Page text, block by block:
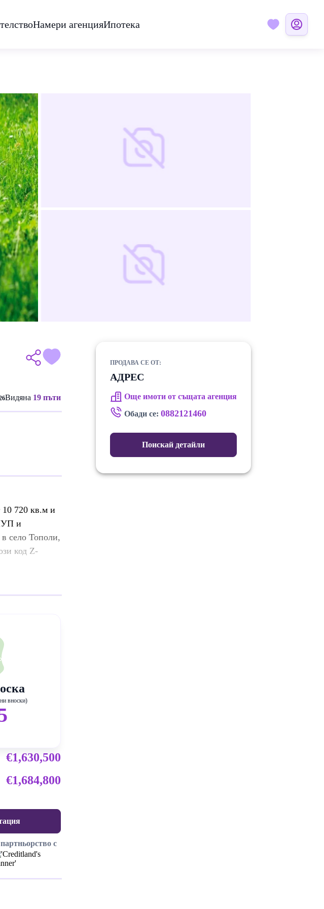
Намери агенцияИпотека
Видяна 19 пъти
720 кв.м и
и
село Тополи,
код Z-
вноски)
€1,630,500
€1,684,800
с
ПРОДАВА СЕ ОТ:
АДРЕС
Още имоти от същата агенция
Обади се: 0882121460
Поискай детайли